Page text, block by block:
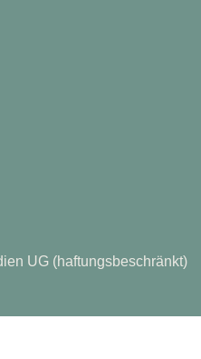
UG (haftungsbeschränkt)